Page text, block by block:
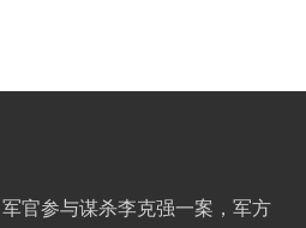
官参与谋杀李克强一案，军方